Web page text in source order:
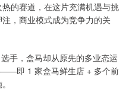
的赛道，在这片充满机遇与挑
，商业模式成为竞争力的关
手，盒马却从原先的多业态运
即 1 家盒马鲜生店 + 多个前